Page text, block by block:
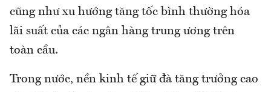
cũng như xu hướng tăng tốc bình thường hóa
lãi suất của các ngân hàng trung ương trên
toàn cầu.
Trong nước, nền kinh tế giữ đà tăng trưởng cao